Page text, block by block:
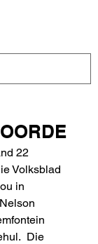
22
Volksblad
in
Die